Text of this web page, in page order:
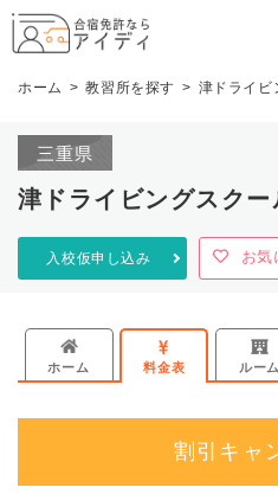
全国厳
ホーム 教習所を探す 津ドライビ
三重県
津ドライビングスクー
入校仮申し込み お気
ホーム 料金表 ルーム
割引キャ